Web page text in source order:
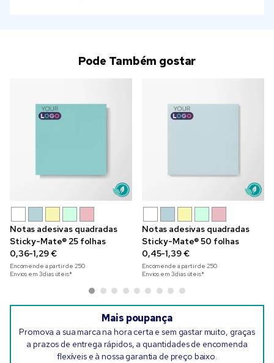
Pode Também gostar
Notas adesivas quadradas
Sticky-Mate® 25 folhas
0,36-1,29 €
Encomende a partir de 250
Envios em 3 dias úteis*
Notas adesivas quadradas
Sticky-Mate® 50 folhas
0,45-1,39 €
Encomende a partir de 250
Envios em 3 dias úteis*
Mais poupança
Promova a sua marca na hora certa e sem gastar muito, graças
a prazos de entrega rápidos, a quantidades de encomenda
flexíveis e à nossa garantia de preço baixo.